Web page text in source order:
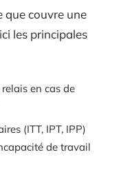
que couvre une
les principales
en cas de
(ITT, IPT, IPP)
de travail